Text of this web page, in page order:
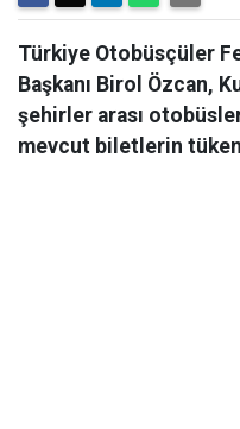
Türkiye Otobüsçüler
Başkanı Birol Özcan,
şehirler arası
mevcut biletlerin